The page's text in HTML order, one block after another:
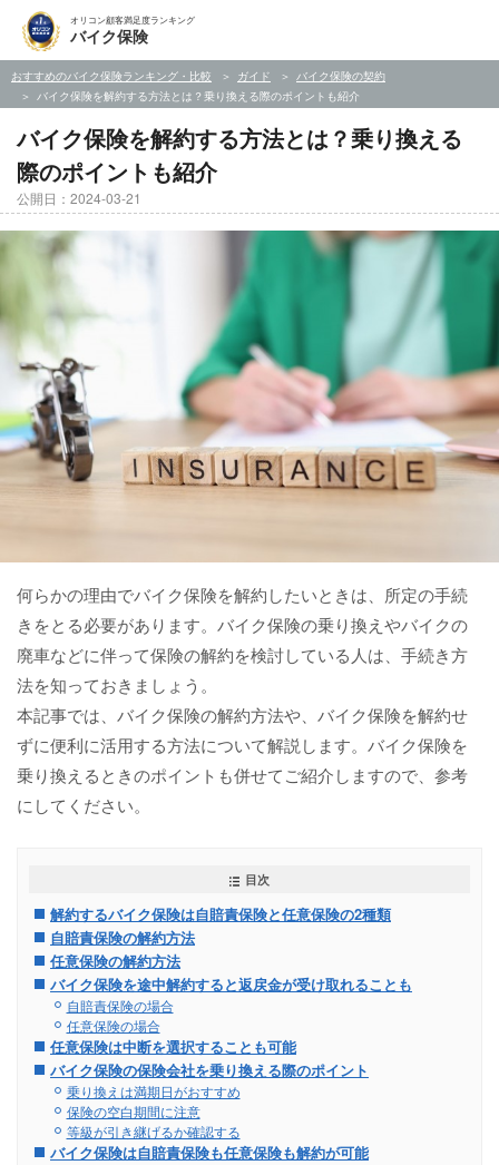
オリコン顧客満足度ランキング
バイク保険
おすすめのバイク保険ランキング・比較 ガイド
バイク保険の契約
バイク保険を解約する方法とは？乗り換える際のポイントも紹介
バイク保険を解約する方法とは？乗り換える
際のポイントも紹介
公開日：2024-03-21
何らかの理由でバイク保険を解約したいときは、所定の手続
きをとる必要があります。バイク保険の乗り換えやバイクの
廃車などに伴って保険の解約を検討している人は、手続き方
法を知っておきましょう。
本記事では、バイク保険の解約方法や、バイク保険を解約せ
ずに便利に活用する方法について解説します。バイク保険を
乗り換えるときのポイントも併せてご紹介しますので、参考
にしてください。
目次
解約するバイク保険は自賠責保険と任意保険の2種類
自賠責保険の解約方法
任意保険の解約方法
バイク保険を途中解約すると返戻金が受け取れることも
自賠責保険の場合
任意保険の場合
任意保険は中断を選択することも可能
バイク保険の保険会社を乗り換える際のポイント
乗り換えは満期日がおすすめ
保険の空白期間に注意
等級が引き継げるか確認する
バイク保険は自賠責保険も任意保険も解約が可能